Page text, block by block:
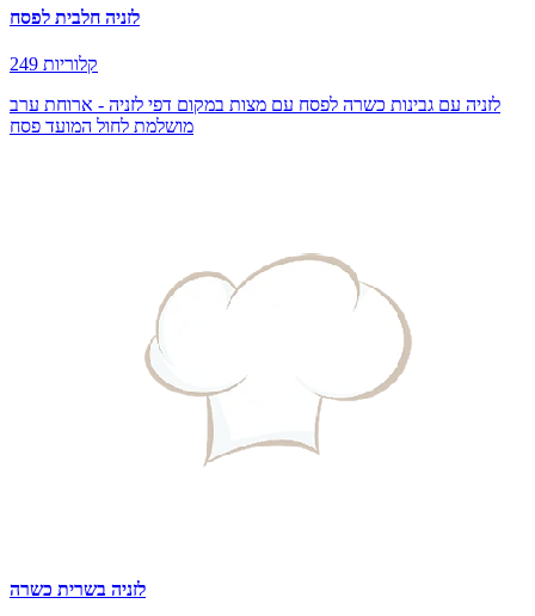
לזניה חלבית לפסח
249 קלוריות
לזניה עם גבינות כשרה לפסח עם מצות במקום דפי לזניה - ארוחת ערב
מושלמת לחול המועד פסח
לזניה בשרית כשרה